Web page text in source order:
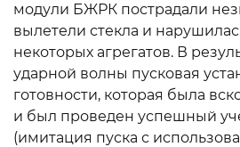
модули БЖРК пострадали
вылетели стекла и
некоторых агрегатов. В
ударной волны пусковая
готовности, которая была
и был проведен успешный
(имитация пуска с